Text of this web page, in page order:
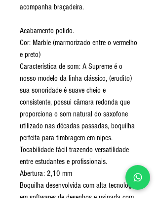
acompanha braçadeira.
Acabamento polido.
Cor: Marble (marmorizado entre o vermelho
e preto)
Característica de som: A Supreme é o
nosso modelo da linha clássico, (erudito)
sua sonoridade é suave cheio e
consistente, possui câmara redonda que
proporciona o som natural do saxofone
utilizado nas décadas passadas, boquilha
perfeita para timbragem em nipes.
Tocabilidade fácil trazendo versatilidade
entre estudantes e profissionais.
Abertura: 2,10 mm
Boquilha desenvolvida com alta tecnologia
em softwares de desenhos e usinada com